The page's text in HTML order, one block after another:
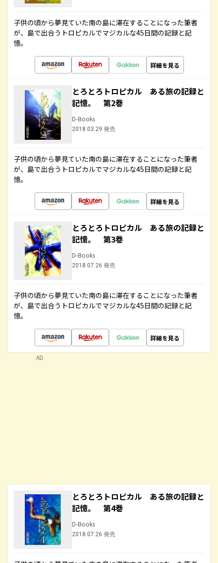
子供の頃から夢見ていた南の島に滞在することになった筆者
が、島で出合うトロピカルでマジカルな45日間の記録と記
憶。
詳細を見る
とろとろトロピカル ある旅の記録と
記憶。 第2巻
D-Books
2018.03.29 発売
子供の頃から夢見ていた南の島に滞在することになった筆者
が、島で出合うトロピカルでマジカルな45日間の記録と記
憶。
詳細を見る
とろとろトロピカル ある旅の記録と
記憶。 第3巻
D-Books
2018.07.26 発売
子供の頃から夢見ていた南の島に滞在することになった筆者
が、島で出合うトロピカルでマジカルな45日間の記録と記
憶。
詳細を見る
とろとろトロピカル ある旅の記録と
記憶。 第4巻
D-Books
2018.07.26 発売
AD